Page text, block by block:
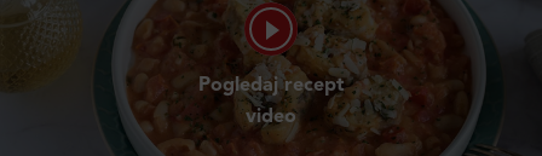
Pogledaj recept
video